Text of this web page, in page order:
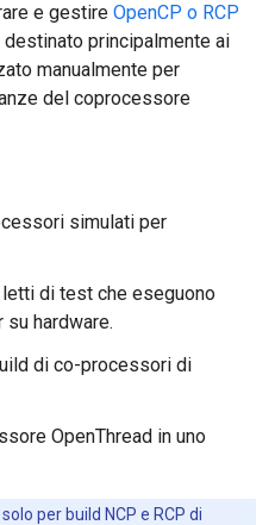
e gestire OpenCP o RCP
destinato principalmente ai
manualmente per
del coprocessore
simulati per
di test che eseguono
hardware.
di co-processori di
OpenThread in uno
per build NCP e RCP di